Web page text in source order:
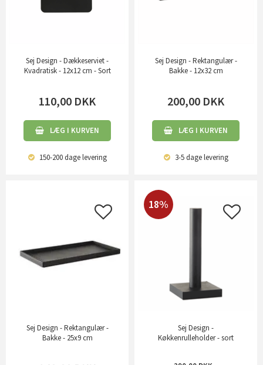
Sej Design - Dækkeserviet -
Kvadratisk - 12x12 cm - Sort
110,00 DKK
LÆG I KURVEN
150-200 dagelevering
Sej Design - Rektangulær -
Bakke - 12x32 cm
200,00 DKK
LÆG I KURVEN
3-5 dagelevering
Sej Design - Rektangulær -
Bakke - 25x9 cm
18%
Sej Design -
Køkkenrulleholder - sort